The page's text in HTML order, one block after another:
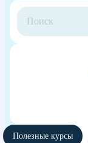
Полезные курсы